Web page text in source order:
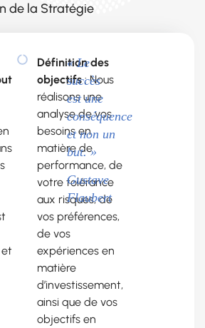
de la Stratégie
Définition des
objectifs: Nous
réalisons une
analyse de vos
besoins en
matière de
performance, de
votre tolérance
aux risques, de
vos préférences,
de vos
expériences en
matière
d’investissement,
ainsi que de vos
objectifs en
« Le
succès
est une
conséquence
et non un
but. »
Gustave
Flaubert